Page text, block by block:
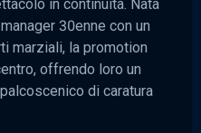
in continuità. Nata
30enne con un
marziali, la promotion
offrendo loro un
di caratura